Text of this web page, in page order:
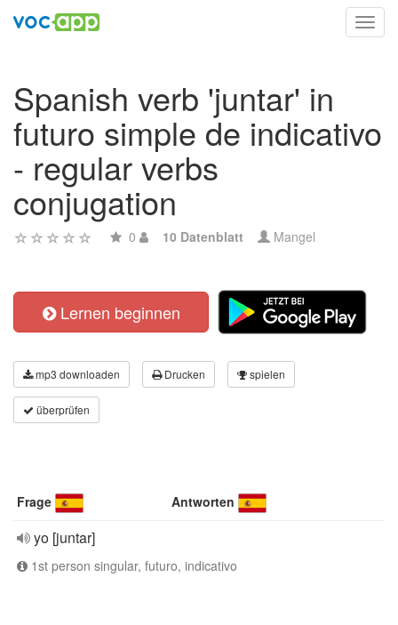
Spanish verb 'juntar' in
futuro simple de indicativo
- regular verbs
conjugation
0 10 Datenblatt Mangel
Lernen beginnen
mp3 downloaden Drucken spielen
überprüfen
Frage Antworten
yo [juntar]
1st person singular, futuro, indicativo